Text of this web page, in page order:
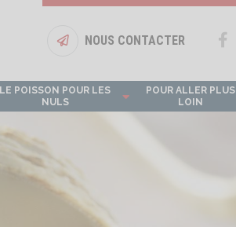
Bouton nous contacter
NOUS CONTACTER
LE POISSON POUR LES
NULS
POUR ALLER PLUS
LOIN